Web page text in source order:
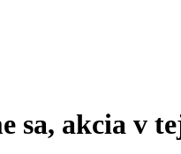
sa, akcia v